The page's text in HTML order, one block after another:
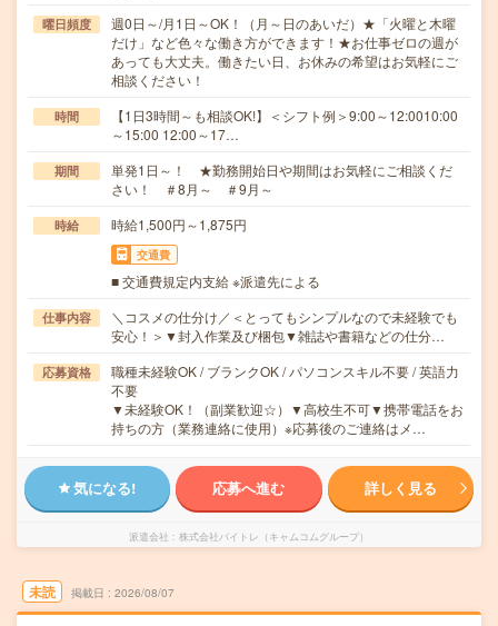
曜日頻度
週0日～/月1日～OK！（月～日のあいだ）★「火曜と木曜
だけ」など色々な働き方ができます！★お仕事ゼロの週が
あっても大丈夫。働きたい日、お休みの希望はお気軽にご
相談ください！
時間
【1日3時間～も相談OK!】＜シフト例＞9:00～12:0010:00
～15:00 12:00～17…
期間
単発1日～！ ★勤務開始日や期間はお気軽にご相談くだ
さい！ ＃8月～ ＃9月～
時給 時給1,500円～1,875円
交通費
■ 交通費規定内支給 ※派遣先による
仕事内容
＼コスメの仕分け／＜とってもシンプルなので未経験でも
安心！＞▼封入作業及び梱包▼雑誌や書籍などの仕分…
応募資格
職種未経験OK / ブランクOK / パソコンスキル不要 / 英語力
不要
▼未経験OK！（副業歓迎☆）▼高校生不可▼携帯電話をお
持ちの方（業務連絡に使用）※応募後のご連絡はメ…
気になる! 応募へ進む 詳しく見る
派遣会社 株式会社バイトレ（キャムコムグループ）
未読 掲載日 2026/08/07